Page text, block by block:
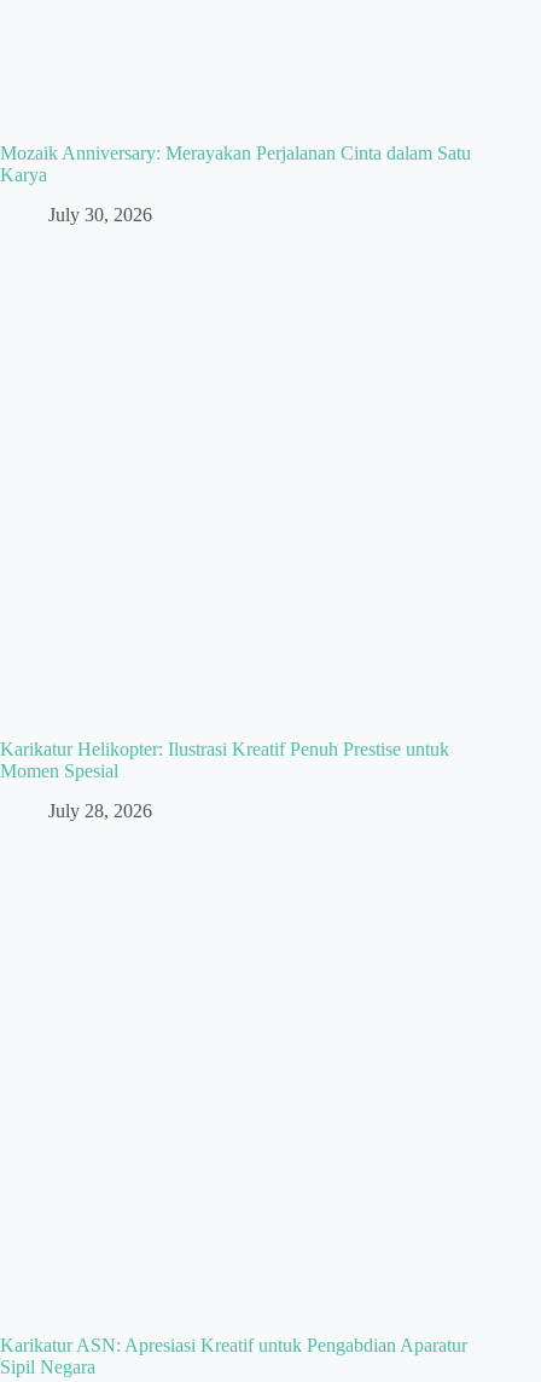
Mozaik Anniversary: Merayakan Perjalanan Cinta dalam Satu
Karya
July 30, 2026
Karikatur Helikopter: Ilustrasi Kreatif Penuh Prestise untuk
Momen Spesial
July 28, 2026
Karikatur ASN: Apresiasi Kreatif untuk Pengabdian Aparatur
Sipil Negara